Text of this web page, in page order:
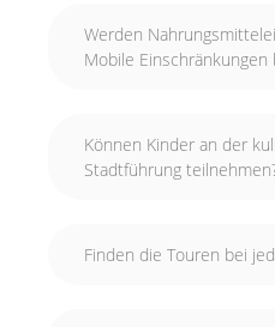
Werden
Mobile
Können Kinder an der
Stadtführung
Finden die Touren bei